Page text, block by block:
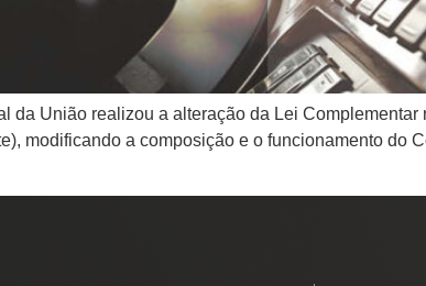
da União realizou a alteração da Lei
modificando a composição e o funcionamento do